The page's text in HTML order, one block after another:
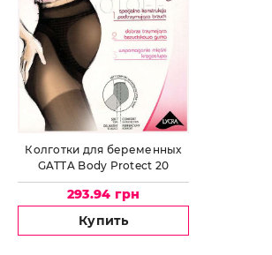
Колготки для беременных
GATTA Body Protect 20
293.94 грн
Купить